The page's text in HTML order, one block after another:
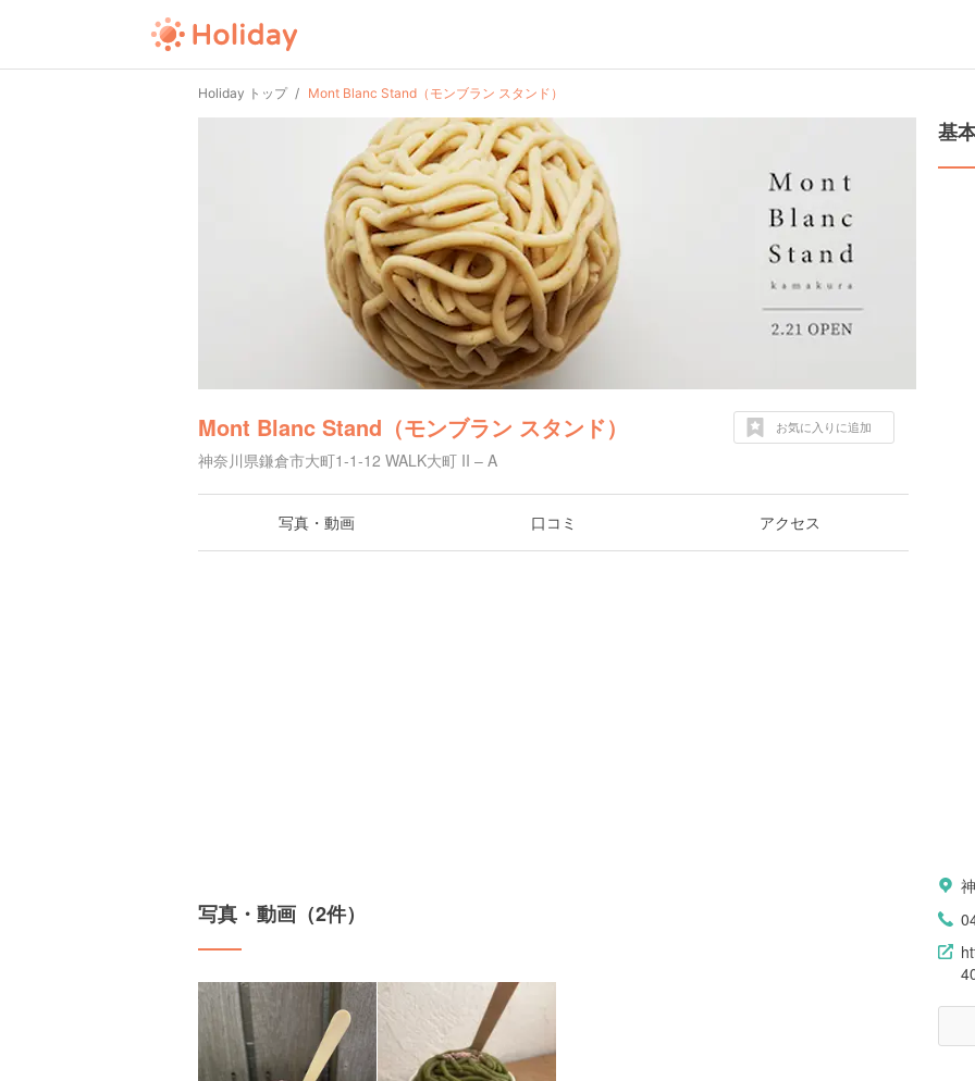
Holiday トップ Mont Blanc Stand（モンブラン スタンド）
Mont Blanc Stand（モンブラン スタンド）
神奈川県鎌倉市大町1-1-12 WALK大町 II – A
お気に入りに追加
写真・動画 口コミ アクセス
写真・動画（2件）
基